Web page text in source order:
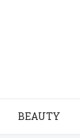
BEAUTY